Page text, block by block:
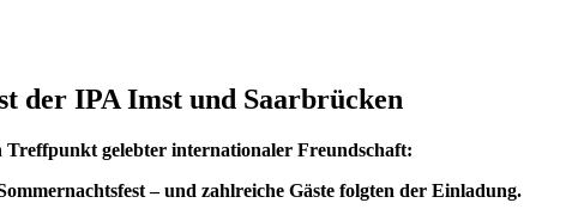
der IPA Imst und Saarbrücken
Treffpunkt gelebter internationaler Freundschaft:
– und zahlreiche Gäste folgten der Einladung.